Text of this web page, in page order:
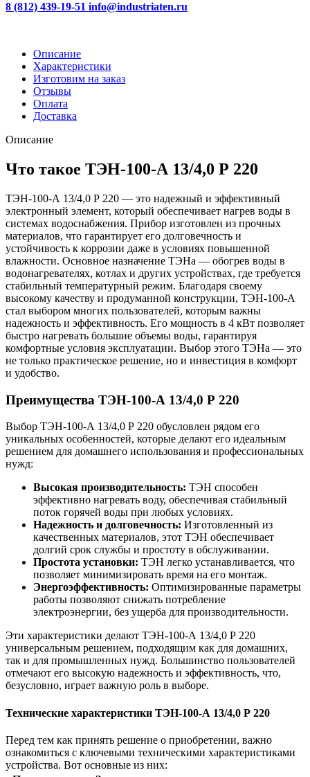
8 (812) 439-19-51 info@industriaten.ru
Описание
Характеристики
Изготовим на заказ
Отзывы
Оплата
Доставка
Описание
Что такое ТЭН-100-А 13/4,0 Р 220
ТЭН-100-А 13/4,0 Р 220 — это надежный и эффективный
электронный элемент, который обеспечивает нагрев воды в
системах водоснабжения. Прибор изготовлен из прочных
материалов, что гарантирует его долговечность и
устойчивость к коррозии даже в условиях повышенной
влажности. Основное назначение ТЭНа — обогрев воды в
водонагревателях, котлах и других устройствах, где требуется
стабильный температурный режим. Благодаря своему
высокому качеству и продуманной конструкции, ТЭН-100-А
стал выбором многих пользователей, которым важны
надежность и эффективность. Его мощность в 4 кВт позволяет
быстро нагревать большие объемы воды, гарантируя
комфортные условия эксплуатации. Выбор этого ТЭНа — это
не только практическое решение, но и инвестиция в комфорт
и удобство.
Преимущества ТЭН-100-А 13/4,0 Р 220
Выбор ТЭН-100-А 13/4,0 Р 220 обусловлен рядом его
уникальных особенностей, которые делают его идеальным
решением для домашнего использования и профессиональных
нужд:
Высокая производительность: ТЭН способен
эффективно нагревать воду, обеспечивая стабильный
поток горячей воды при любых условиях.
Надежность и долговечность: Изготовленный из
качественных материалов, этот ТЭН обеспечивает
долгий срок службы и простоту в обслуживании.
Простота установки: ТЭН легко устанавливается, что
позволяет минимизировать время на его монтаж.
Энергоэффективность: Оптимизированные параметры
работы позволяют снижать потребление
электроэнергии, без ущерба для производительности.
Эти характеристики делают ТЭН-100-А 13/4,0 Р 220
универсальным решением, подходящим как для домашних,
так и для промышленных нужд. Большинство пользователей
отмечают его высокую надежность и эффективность, что,
безусловно, играет важную роль в выборе.
Технические характеристики ТЭН-100-А 13/4,0 Р 220
Перед тем как принять решение о приобретении, важно
ознакомиться с ключевыми техническими характеристиками
устройства. Вот основные из них: